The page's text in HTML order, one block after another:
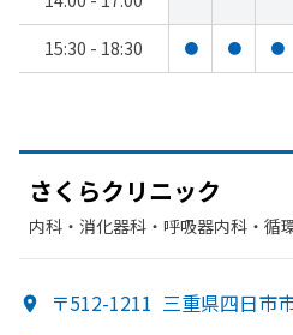
15:30 - 18:30 ● ● ●
さくらクリニック
内科・​消化器科・​呼吸器内科・​循
〒512-1211 三重県四日市